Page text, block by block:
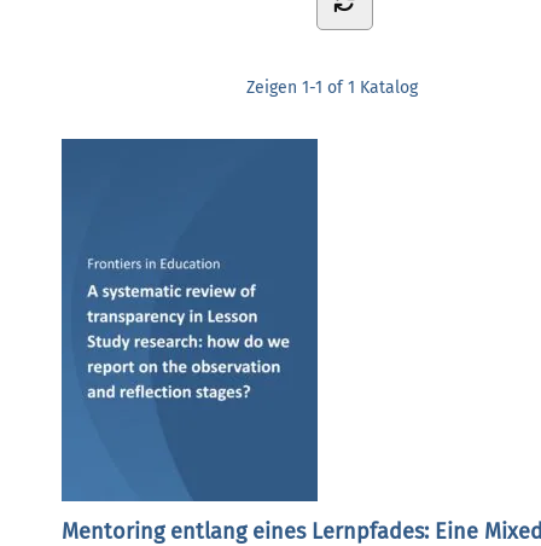
Zeigen 1-1 of 1 Katalog
Mentoring entlang eines Lernpfades: Eine